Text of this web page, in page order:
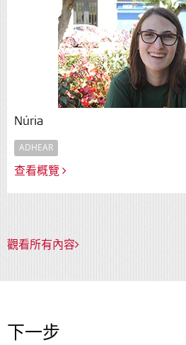
Núria
ADHEAR
查看概覽
觀看所有內容
下一步